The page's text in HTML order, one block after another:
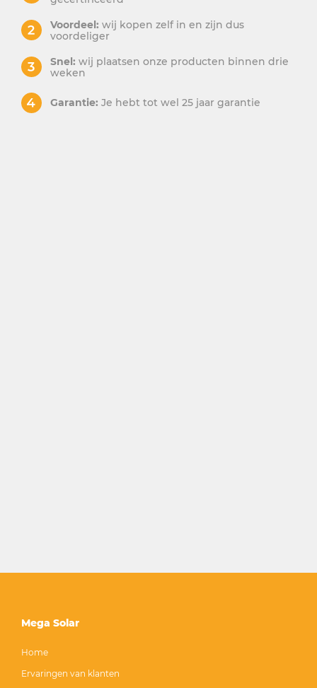
Voordeel: wij kopen zelf in en zijn dus
voordeliger
Snel: wij plaatsen onze producten binnen drie
weken
Garantie: Je hebt tot wel 25 jaar garantie
Mega Solar
Home
Ervaringen van klanten